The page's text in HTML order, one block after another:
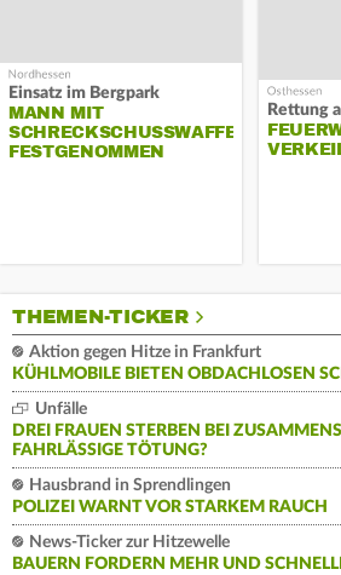
Einsatz im Bergpark
MANN MIT
SCHRECKSCHUSSWAFFE
FESTGENOMMEN
THEMEN-TICKER
Aktion gegen Hitze in Frankfurt
KÜHLMOBILE BIETEN OBDACHLOSEN
Unfälle
DREI FRAUEN STERBEN BEI
AHRLÄSSIGE TÖTUNG?
Hausbrand in Sprendlingen
POLIZEI WARNT VOR STARKEM RAUCH
News-Ticker zur Hitzewelle
BAUERN FORDERN MEHR UND